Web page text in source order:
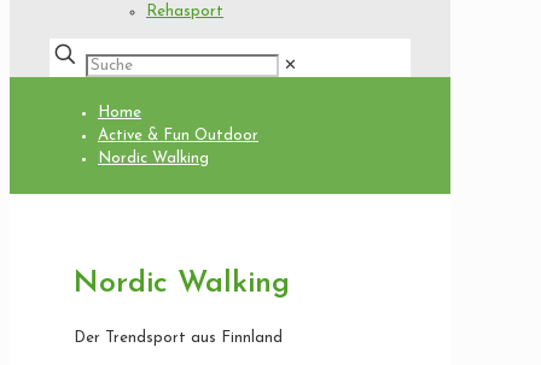
Rehasport
✕
Home
Active & Fun Outdoor
Nordic Walking
Nordic Walking
Der Trendsport aus Finnland